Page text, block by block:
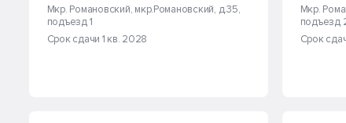
Мкр. Романовский, мкр.Романовский, д.35,
подъезд 1
Срок сдачи 1 кв. 2028
Мкр.
подъезд
Срок